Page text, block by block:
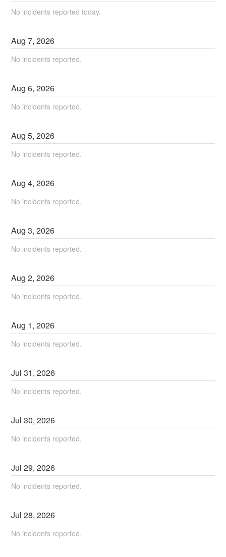
No incidents reported today.
Aug7,2026
No incidents reported.
Aug6,2026
No incidents reported.
Aug5,2026
No incidents reported.
Aug4,2026
No incidents reported.
Aug3,2026
No incidents reported.
Aug2,2026
No incidents reported.
Aug 1,2026
No incidents reported.
Jul31,2026
No incidents reported.
Jul30,2026
No incidents reported.
Jul29,2026
No incidents reported.
Jul28,2026
No incidents reported.